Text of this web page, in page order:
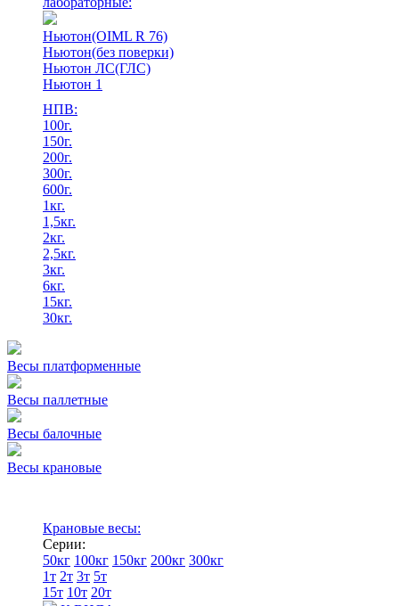
Ньютон(OIML R 76)
Ньютон(без поверки)
Ньютон ЛС(ГЛС)
Ньютон 1
НПВ:
100г.
150г.
200г.
300г.
600г.
1кг.
1,5кг.
2кг.
2,5кг.
3кг.
6кг.
15кг.
30кг.
Весы платформенные
Весы паллетные
Весы балочные
Весы крановые
Крановые весы:
Серии:
50кг 100кг 150кг 200кг 300кг
1т 2т 3т 5т
15т 10т 20т